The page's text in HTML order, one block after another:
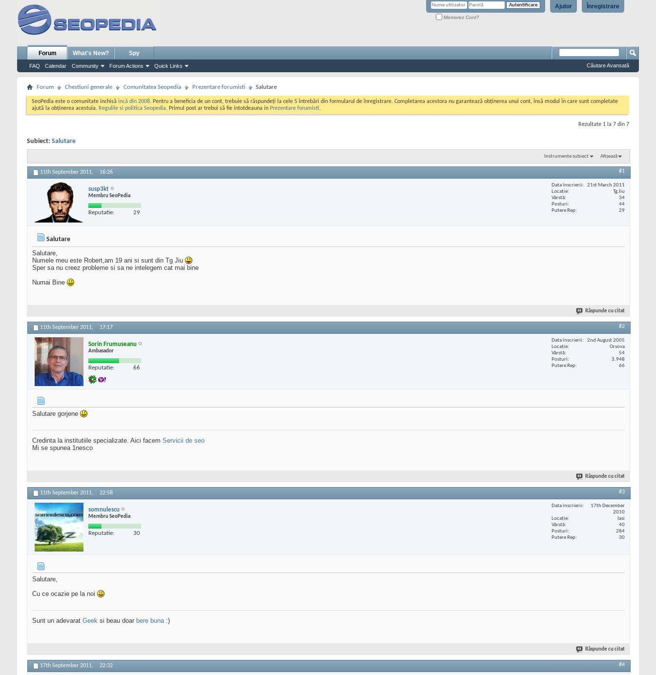
Înregistrare
Ajutor
Memorez Cont?
Forum
FAQ Calendar Community Forum Actions Quick Links
What's New? Spy
Căutare Avansată
Forum Chestiuni generale Comunitatea Seopedia Prezentare forumisti Salutare
SeoPedia este o comunitate inchisă incă din 2008. Pentru a beneficia de un cont, trebuie să răspundeți la cele 5 întrebări din formularul de înregistrare. Completarea acestora nu garantează obținerea unui cont, însă modul în care sunt completate
ajută la obținerea acestuia. Regulile si politica Seopedia. Primul post ar trebui să fie intotdeauna in Prezentare forumisti.
Rezultate 1 la 7 din 7
Subiect: Salutare
Instrumente subiect Afișează
11th September 2011, 16:26 #1
susp3kt
Membru SeoPedia
Reputatie: 29
Data înscrierii
21st March 2011
Locaţie
Tg Jiu
Vârstă
34
Posturi
44
Putere Rep
29
Salutare
Salutare,
Numele meu este Robert,am 19 ani si sunt din Tg Jiu
Sper sa nu creez probleme si sa ne intelegem cat mai bine
Numai Bine
Răspunde cu citat
11th September 2011, 17:17 #2
Sorin Frumuseanu
Ambasador
Reputatie: 66
Data înscrierii
2nd August 2005
Locaţie
Orsova
Vârstă
54
Posturi
3.948
Putere Rep
66
Salutare gorjene
Credinta la institutiile specializate. Aici facem Servicii de seo
Mi se spunea 1nesco
Răspunde cu citat
11th September 2011, 22:58 #3
somnulescu
Membru SeoPedia
Reputatie: 30
Data înscrierii
17th December
2010
Locaţie
Iasi
Vârstă
40
Posturi
284
Putere Rep
30
Salutare,
Cu ce ocazie pe la noi
Sunt un adevarat Geek si beau doar bere buna:)
Răspunde cu citat
17th September 2011, 22:32 #4